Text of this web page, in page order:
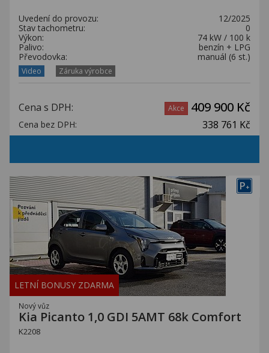
Uvedení do provozu:
12/2025
Stav tachometru:
0
Výkon:
74 kW / 100 k
Palivo:
benzín + LPG
Převodovka:
manuál (6 st.)
Video Záruka výrobce
Cena s DPH: Akce 409 900 Kč
Cena bez DPH: 338 761 Kč
P+
LETNÍ BONUSY ZDARMA
Nový vůz
Kia Picanto 1,0 GDI 5AMT 68k Comfort
K2208